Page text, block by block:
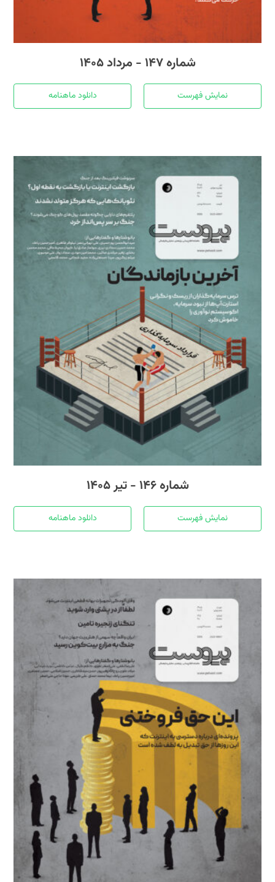
شماره ۱۴۷ - مرداد ۱۴۰۵
نمایش فهرست دانلود ماهنامه
شماره ۱۴۶ - تیر ۱۴۰۵
نمایش فهرست دانلود ماهنامه